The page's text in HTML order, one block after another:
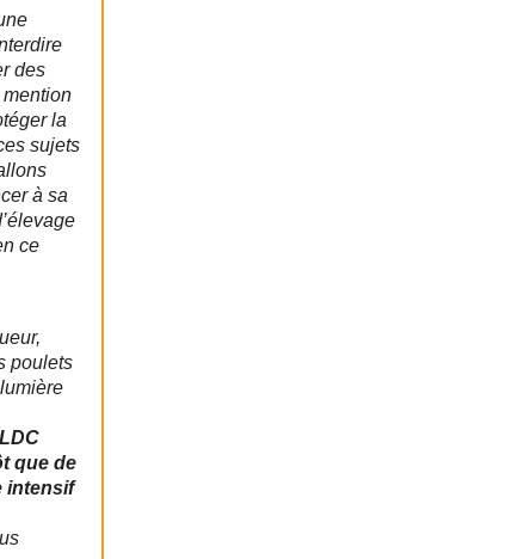
des
la
sujets
à sa
ce
poulets
que de
intensif